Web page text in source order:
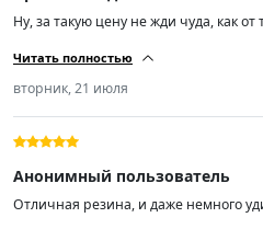
Ну, за такую цену не жди чуда, как
нашёл.
Читать полностью
вторник, 21 июля
Анонимный пользователь
Отличная резина, и даже немного